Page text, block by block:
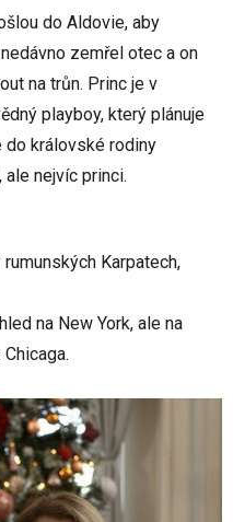
do Aldovie, aby
zemřel otec a on
na trůn. Princ je v
playboy, který plánuje
do královské rodiny
nejvíc princi.
Karpatech,
na New York, ale na